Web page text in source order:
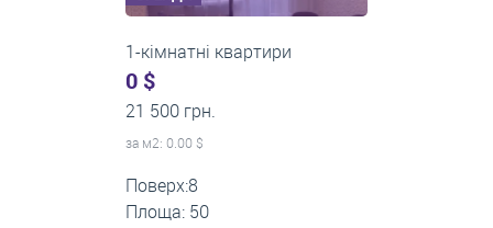
1-кімнатні квартири
0 $
13 000 грн.
за м2: 0.00 $
Поверх:3
Площа: 40